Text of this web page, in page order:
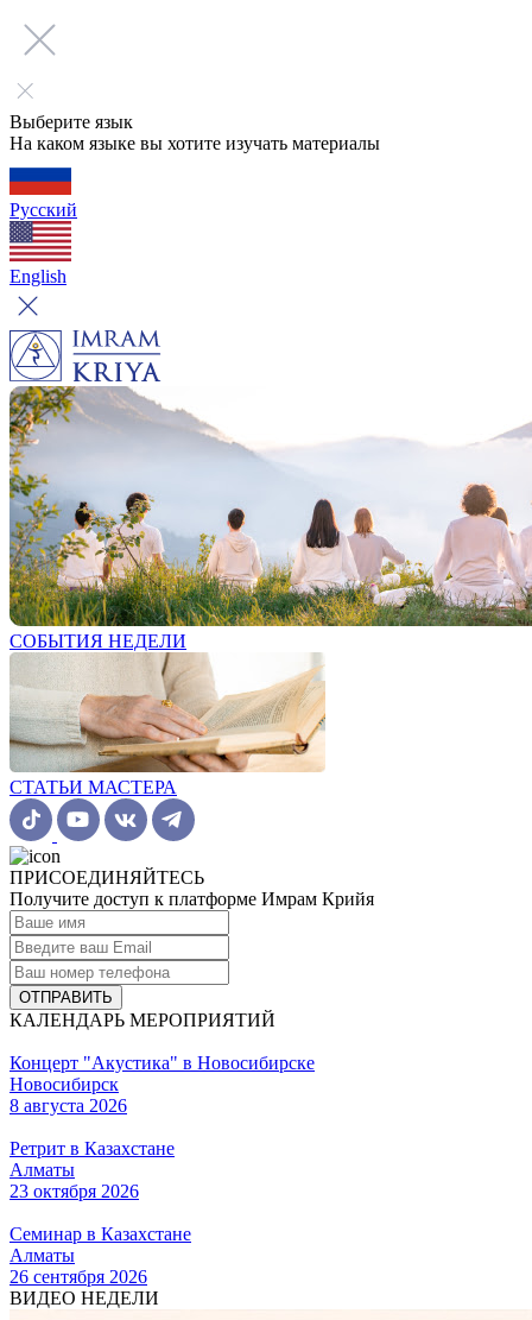
Выберите язык
На каком языке вы хотите изучать материалы
Русский
English
СОБЫТИЯ НЕДЕЛИ
СТАТЬИ МАСТЕРА
ПРИСОЕДИНЯЙТЕСЬ
Получите доступ к платформе Имрам Крийя
ОТПРАВИТЬ
КАЛЕНДАРЬ МЕРОПРИЯТИЙ
Концерт "Акустика" в Новосибирске
Новосибирск
8 августа 2026
Ретрит в Казахстане
Алматы
23 октября 2026
Семинар в Казахстане
Алматы
26 сентября 2026
ВИДЕО НЕДЕЛИ